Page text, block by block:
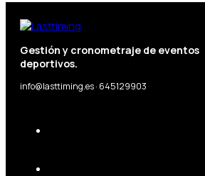
Gestión y cronometraje de eventos
deportivos.
info@lasttiming.es · 645129903